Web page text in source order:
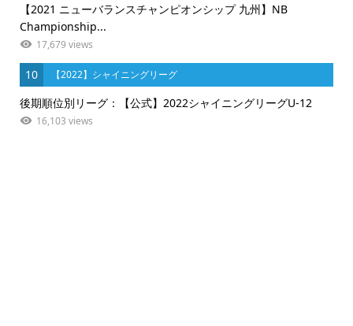
【2021 ニューバランスチャンピオンシップ 九州】NB
Championship...
17,679 views
10 【2022】シャイニングリーグ
後期順位別リーグ：【公式】2022シャイニングリーグU-12
16,103 views